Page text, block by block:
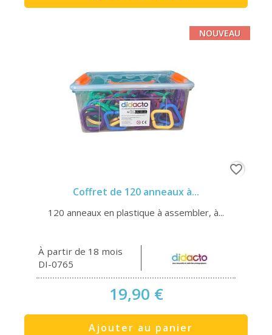
Coffret de 120 anneaux à...
120 anneaux en plastique à assembler, à...
À partir de 18 mois
DI-0765
19,90 €
Ajouter au panier
NOUVEAU
favorite_border